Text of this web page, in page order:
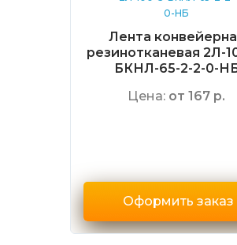
Лента
резинотканевая 2Л-
БКНЛ-65-2-2-0-
Цена: от 167 р.
Оформить заказ